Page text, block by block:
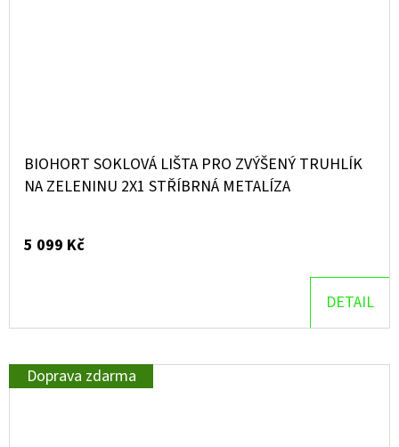
BIOHORT SOKLOVÁ LIŠTA PRO ZVÝŠENÝ TRUHLÍK
NA ZELENINU 2X1 STŘÍBRNÁ METALÍZA
5 099 Kč
DETAIL
Doprava zdarma